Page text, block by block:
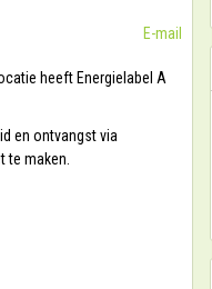
E-mail
heeft Energielabel A
en ontvangst via
maken.